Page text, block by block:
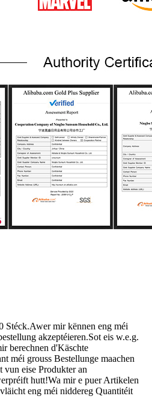
Stéck.Awer mir kënnen eng méi
akzeptéieren.Sot eis w.e.g.
berechnen d'Käschte
méi grouss Bestellunge maachen
eise Produkter an
hutt!Wa mir e puer Artikelen
eng méi niddereg Quantitéit